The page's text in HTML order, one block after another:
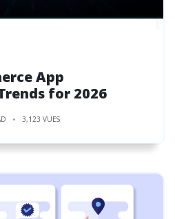
App
for 2026
3,123 VUES